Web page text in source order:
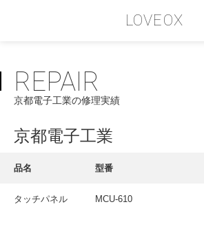
LOVEOX
PHILOSOPHY
フィロソフィー
COMPANY PROFILE
REPAIR
京都電子工業の修理実績
京都電子工業
品名 型番
タッチパネル MCU-610